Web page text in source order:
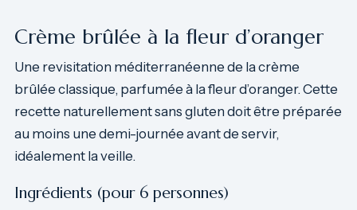
Crème brûlée à la fleur d’oranger
Une revisitation méditerranéenne de la crème
brûlée classique, parfumée à la fleur d’oranger. Cette
recette naturellement sans gluten doit être préparée
au moins une demi-journée avant de servir,
idéalement la veille.
Ingrédients (pour 6 personnes)